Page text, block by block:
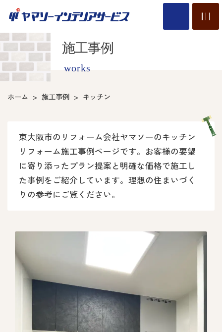
施工事例
works
ホーム 施工事例 キッチン
東大阪市のリフォーム会社ヤマソーのキッチン
リフォーム施工事例ページです。お客様の要望
に寄り添ったプラン提案と明確な価格で施工し
た事例をご紹介しています。理想の住まいづく
りの参考にご覧ください。